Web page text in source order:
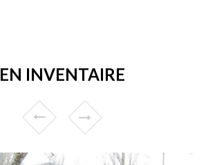
EN INVENTAIRE